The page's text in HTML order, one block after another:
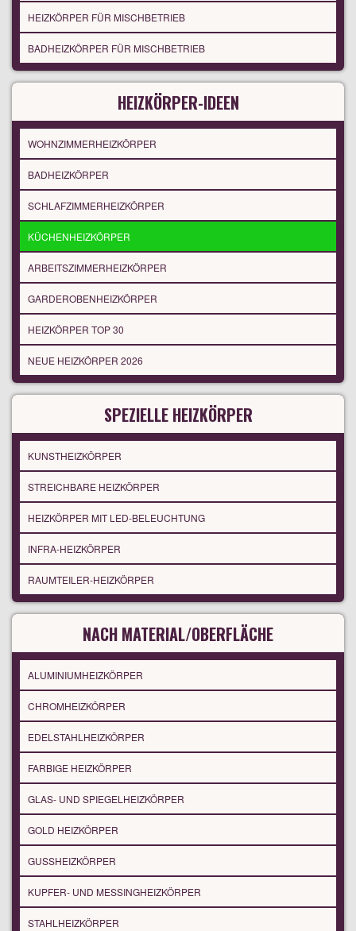
HEIZKÖRPER FÜR MISCHBETRIEB
BADHEIZKÖRPER FÜR MISCHBETRIEB
HEIZKÖRPER-IDEEN
WOHNZIMMERHEIZKÖRPER
BADHEIZKÖRPER
SCHLAFZIMMERHEIZKÖRPER
KÜCHENHEIZKÖRPER
ARBEITSZIMMERHEIZKÖRPER
GARDEROBENHEIZKÖRPER
HEIZKÖRPER TOP 30
NEUE HEIZKÖRPER 2026
SPEZIELLE HEIZKÖRPER
KUNSTHEIZKÖRPER
STREICHBARE HEIZKÖRPER
HEIZKÖRPER MIT LED-BELEUCHTUNG
INFRA-HEIZKÖRPER
RAUMTEILER-HEIZKÖRPER
NACH MATERIAL/OBERFLÄCHE
ALUMINIUMHEIZKÖRPER
CHROMHEIZKÖRPER
EDELSTAHLHEIZKÖRPER
FARBIGE HEIZKÖRPER
GLAS- UND SPIEGELHEIZKÖRPER
GOLD HEIZKÖRPER
GUSSHEIZKÖRPER
KUPFER- UND MESSINGHEIZKÖRPER
STAHLHEIZKÖRPER